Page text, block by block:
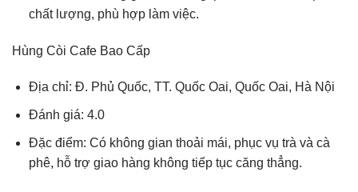
chất lượng, phù hợp làm việc.
Hùng Còi Cafe Bao Cấp
Địa chỉ: Đ. Phủ Quốc, TT. Quốc Oai, Quốc Oai, Hà Nội
Đánh giá: 4.0
Đặc điểm: Có không gian thoải mái, phục vụ trà và cà
phê, hỗ trợ giao hàng không tiếp tục căng thẳng.